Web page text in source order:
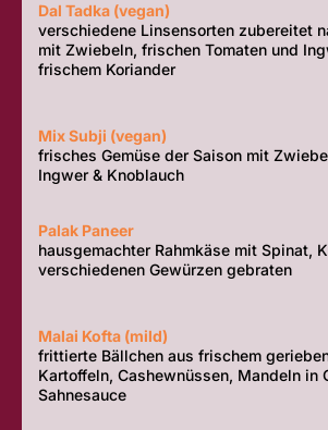
Dal Tadka (vegan)
verschiedene Linsensorten zubereitet
mit Zwiebeln, frischen Tomaten und
frischem Koriander
Mix Subji (vegan)
frisches Gemüse der Saison mit
Ingwer & Knoblauch
Palak Paneer
hausgemachter Rahmkäse mit Spinat,
verschiedenen Gewürzen gebraten
Malai Kofta (mild)
frittierte Bällchen aus frischem
Kartoffeln, Cashewnüssen, Mandeln in
Sahnesauce